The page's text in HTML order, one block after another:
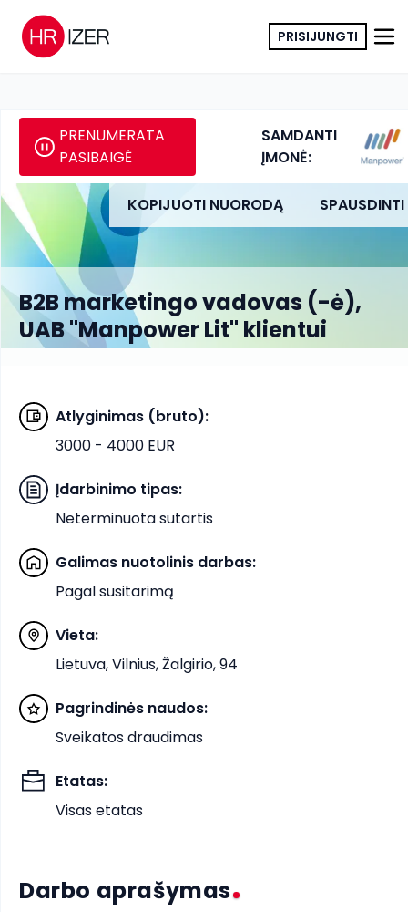
PRISIJUNGTI
PRENUMERATA
PASIBAIGĖ
SAMDANTI
ĮMONĖ:
KOPIJUOTI NUORODĄ SPAUSDINTI
B2B marketingo vadovas (-ė),
UAB "Manpower Lit" klientui
Atlyginimas (bruto):
3000 - 4000 EUR
Įdarbinimo tipas:
Neterminuota sutartis
Galimas nuotolinis darbas:
Pagal susitarimą
Vieta:
Lietuva, Vilnius, Žalgirio, 94
Pagrindinės naudos:
Sveikatos draudimas
Etatas:
Visas etatas
Darbo aprašymas